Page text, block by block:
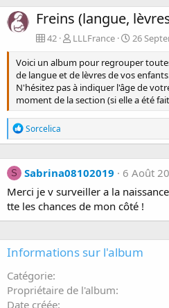
Freins (langue,
42 LLLFrance
26
Voici un album pour regrouper
de langue et de lèvres de vos
N'hésitez pas à indiquer l'âge de
moment de la section (si elle a été
R
é
c
t
o
n
Sorcelica
S Sabrina08102019
6 Août
Merci je v surveiller a la
tte les chances de mon côté !
Informations sur l'album
Catégorie
Propriétaire de l'album
Date créée